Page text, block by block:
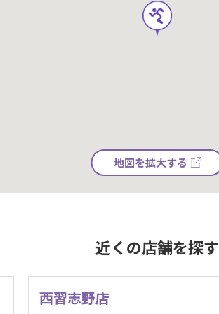
地図を拡大する
近くの店舗を探す
西習志野店